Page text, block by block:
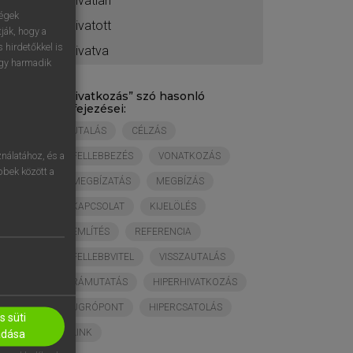
hivatott
hivatva
hivatkozás” szó hasonló
kifejezései:
UTALÁS CÉLZÁS
FELLEBBEZÉS VONATKOZÁS
MEGBÍZATÁS MEGBÍZÁS
KAPCSOLAT KIJELÖLÉS
EMLÍTÉS REFERENCIA
FELLEBBVITEL VISSZAUTALÁS
RÁMUTATÁS HIPERHIVATKOZÁS
UGRÓPONT HIPERCSATOLÁS
LINK
hogy a
hirdetőkkel is
harmadik
és a
között a
süti